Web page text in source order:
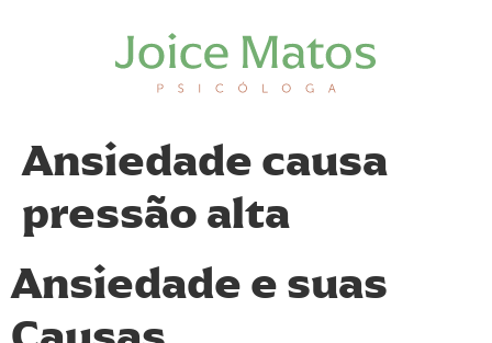
Ansiedade causa
pressão alta
Ansiedade e suas